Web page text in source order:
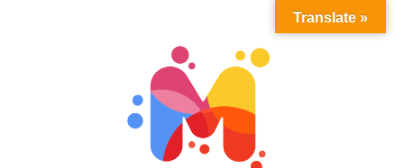
Translate »